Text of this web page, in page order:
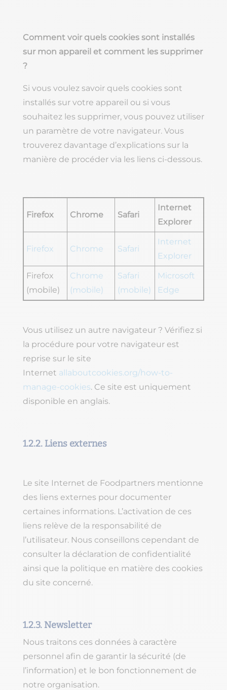
Comment voir quels cookies sont installés
sur mon appareil et comment les supprimer
?
Si vous voulez savoir quels cookies sont
installés sur votre appareil ou si vous
souhaitez les supprimer, vous pouvez utiliser
un paramètre de votre navigateur. Vous
trouverez davantage d’explications sur la
manière de procéder via les liens ci-dessous.
Firefox Chrome Safari
Internet
Explorer
Firefox Chrome Safari
Internet
Explorer
Firefox
(mobile)
Chrome
(mobile)
Safari
(mobile)
Microsoft
Edge
Vous utilisez un autre navigateur ? Vérifiez si
la procédure pour votre navigateur est
reprise sur le site
Internet allaboutcookies.org/how-to-
manage-cookies. Ce site est uniquement
disponible en anglais.
1.2.2. Liens externes
Le site Internet de Foodpartners mentionne
des liens externes pour documenter
certaines informations. L’activation de ces
liens relève de la responsabilité de
l’utilisateur. Nous conseillons cependant de
consulter la déclaration de confidentialité
ainsi que la politique en matière des cookies
du site concerné.
1.2.3. Newsletter
Nous traitons ces données à caractère
personnel afin de garantir la sécurité (de
l’information) et le bon fonctionnement de
notre organisation.